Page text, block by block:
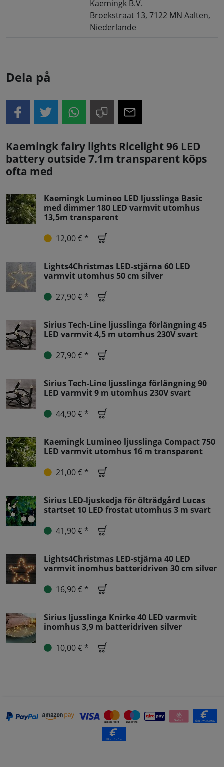
Kaemingk B.V.
Broekstraat 13, 7122 MN Aalten,
Niederlande
Dela på
Kaemingk fairy lights Ricelight 96 LED
battery outside 7.1m transparent köps
ofta med
Kaemingk Lumineo LED ljusslinga Basic
med dimmer 180 LED varmvit utomhus
13,5m transparent
12,00 € *
Lights4Christmas LED-stjärna 60 LED
varmvit utomhus 50 cm silver
27,90 € *
Sirius Tech-Line ljusslinga förlängning 45
LED varmvit 4,5 m utomhus 230V svart
27,90 € *
Sirius Tech-Line ljusslinga förlängning 90
LED varmvit 9 m utomhus 230V svart
44,90 € *
Kaemingk Lumineo ljusslinga Compact 750
LED varmvit utomhus 16 m transparent
21,00 € *
Sirius LED-ljuskedja för ölträdgård Lucas
startset 10 LED frostat utomhus 3 m svart
41,90 € *
Lights4Christmas LED-stjärna 40 LED
varmvit inomhus batteridriven 30 cm silver
16,90 € *
Sirius ljusslinga Knirke 40 LED varmvit
inomhus 3,9 m batteridriven silver
10,00 € *